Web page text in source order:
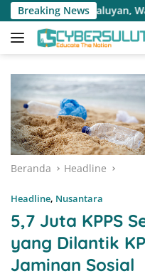
Langsung
ke
konten
Breaking News
Keluhkan Sulitnya
Beranda Headline
Headline, Nusantara
5,7 Juta KPPS
yang Dilantik
Jaminan Sosial